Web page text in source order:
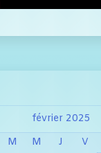
février 2025
M M J V